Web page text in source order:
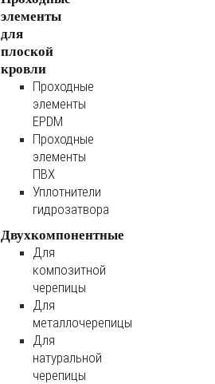
элементы
для
плоской
кровли
Проходные
элементы
EPDM
Проходные
элементы
ПВХ
Уплотнители
гидрозатвора
Двухкомпонентные
Для
композитной
черепицы
Для
металлочерепицы
Для
натуральной
черепицы